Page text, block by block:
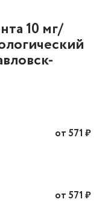
10 мг/
от 571 ₽
от 571 ₽